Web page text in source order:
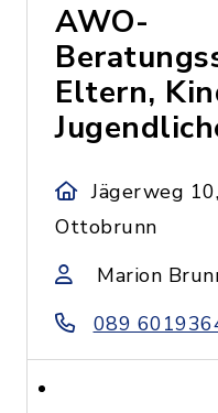
AWO-
Eltern,
Jägerweg
Ottobrunn
Marion
089